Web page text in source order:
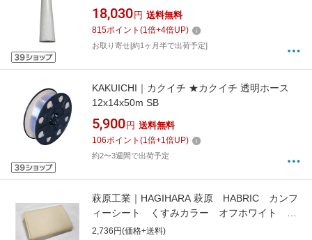
18,030 円 送料無料
815ポイント (1倍+4倍UP)
お取り寄せ[約1ヶ月半で出荷予定]
KAKUICHI｜カクイチ ★カクイチ 透明ホース
12x14x50m SB
5,900 円 送料無料
106ポイント (1倍+1倍UP)
約2〜3週間で出荷予定
萩原工業｜HAGIHARA 萩原 HABRIC カンフ
ィーシート くすみカラー オフホワイト
1．8m×2．7m COMF-WH1827
2,736円(価格+送料)